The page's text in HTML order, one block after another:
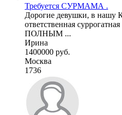
Требуется СУРМАМА .
Дорогие девушки, в нашу
ответственная
ПОЛНЫМ ...
Ирина
1400000 руб.
Москва
1736